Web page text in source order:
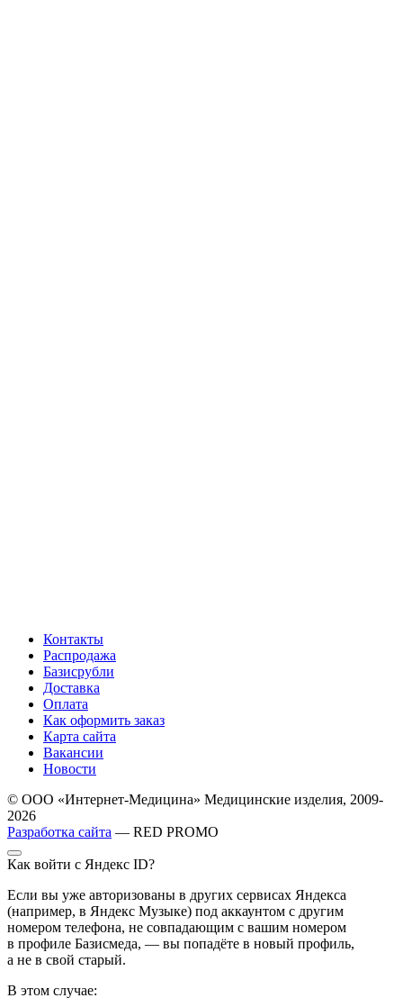
Контакты
Распродажа
Базисрубли
Доставка
Оплата
Как оформить заказ
Карта сайта
Вакансии
Новости
© ООО «Интернет-Медицина» Медицинские изделия, 2009-
2026
Разработка сайта — RED PROMO
Как войти с Яндекс ID?
Если вы уже авторизованы в других сервисах Яндекса
(например, в Яндекс Музыке) под аккаунтом с другим
номером телефона, не совпадающим с вашим номером
в профиле Базисмеда, — вы попадёте в новый профиль,
а не в свой старый.
В этом случае: